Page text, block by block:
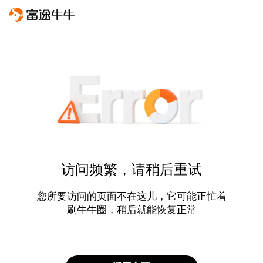
访问频繁，请稍后重试
您所要访问的页面不在这儿，它可能正忙着
刷牛牛圈，稍后就能恢复正常